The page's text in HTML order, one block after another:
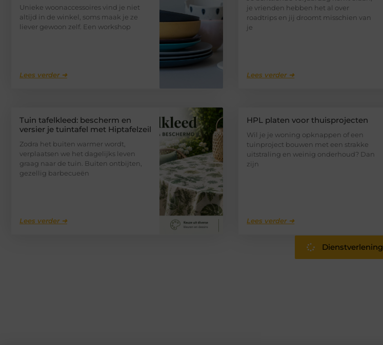
Unieke woonaccessoires vind je niet
altijd in de winkel, soms maak je ze
liever gewoon zelf. Een workshop
Lees verder ➜
je vrienden hebben het al over
roadtrips en jij droomt misschien van
je
Lees verder ➜
Tuin tafelkleed: bescherm en
versier je tuintafel met Hiptafelzeil
Zodra het buiten warmer wordt,
verplaatsen we het dagelijks leven
graag naar de tuin. Buiten ontbijten,
gezellig barbecueën
Lees verder ➜
HPL platen voor thuisprojecten
Wil je je woning opknappen of een
tuinproject bouwen met een strakke
uitstraling en weinig onderhoud? Dan
zijn
Lees verder ➜
Dienstverlening